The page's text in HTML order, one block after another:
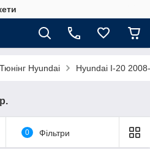
Тюнінг Hyundai Hyundai I-20
0 Фільтри